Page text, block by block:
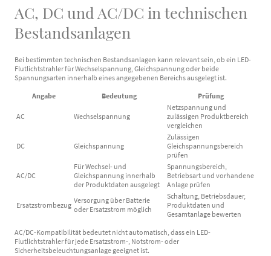
AC, DC und AC/DC in technischen
Bestandsanlagen
Bei bestimmten technischen Bestandsanlagen kann relevant sein, ob ein LED-
Flutlichtstrahler für Wechselspannung, Gleichspannung oder beide
Spannungsarten innerhalb eines angegebenen Bereichs ausgelegt ist.
Angabe Bedeutung Prüfung
AC Wechselspannung
Netzspannung und
zulässigen Produktbereich
vergleichen
DC Gleichspannung
Zulässigen
Gleichspannungsbereich
prüfen
AC/DC
Für Wechsel- und
Gleichspannung innerhalb
der Produktdaten ausgelegt
Spannungsbereich,
Betriebsart und vorhandene
Anlage prüfen
Ersatzstrombezug
Versorgung über Batterie
oder Ersatzstrom möglich
Schaltung, Betriebsdauer,
Produktdaten und
Gesamtanlage bewerten
AC/DC-Kompatibilität bedeutet nicht automatisch, dass ein LED-
Flutlichtstrahler für jede Ersatzstrom-, Notstrom- oder
Sicherheitsbeleuchtungsanlage geeignet ist.